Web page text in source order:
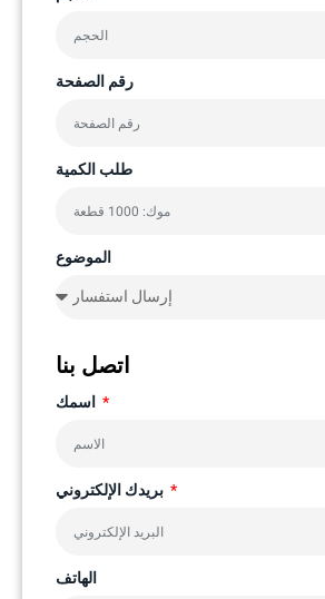
رقم الصفحة
طلب الكمية
الموضوع
اتصل بنا
الهاتف